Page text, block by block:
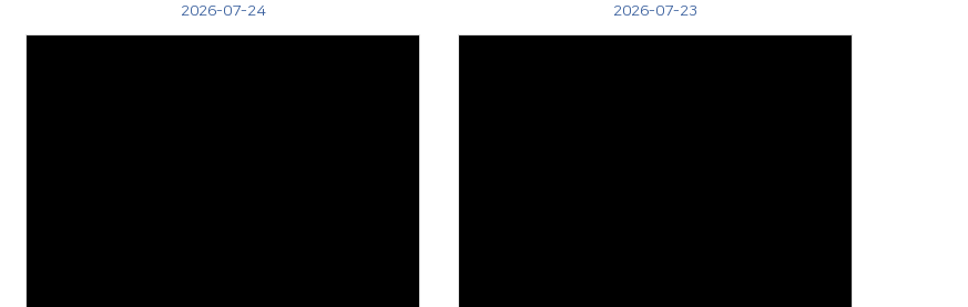
2026-07-24 2026-07-23